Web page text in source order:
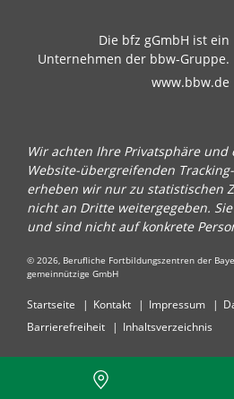
Die bfz gGmbH ist ein
Unternehmen der bbw-Gruppe.
www.bbw.de
Wir achten Ihre Privatsphäre
Website-übergreifenden
erheben wir nur zu statistischen
nicht an Dritte weitergegeben.
und sind nicht auf konkrete
© 2026, Berufliche Fortbildungszentren der
gemeinnützige GmbH
Startseite Kontakt Impressum
Barrierefreiheit
Inhaltsverzeichnis